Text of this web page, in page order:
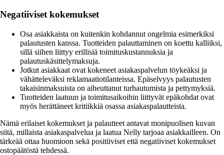
Negatiiviset kokemukset
Osa asiakkaista on kuitenkin kohdannut ongelmia esimerkiksi
palautusten kanssa. Tuotteiden palauttaminen on koettu kalliiksi,
sillä siihen liittyy erillisiä toimituskustannuksia ja
palautuskäsittelymaksuja.
Jotkut asiakkaat ovat kokeneet asiakaspalvelun töykeäksi ja
vähätteleväksi reklamaatiotilanteissa. Epäselvyys palautusten
takaisinmaksuista on aiheuttanut turhautumista ja pettymyksiä.
Tuotteiden laatuun ja toimitusaikoihin liittyvät epäkohdat ovat
myös herättäneet kritiikkiä osassa asiakaspalautteista.
Nämä erilaiset kokemukset ja palautteet antavat monipuolisen kuvan
siitä, millaista asiakaspalvelua ja laatua Nelly tarjoaa asiakkailleen. On
tärkeää ottaa huomioon sekä positiiviset että negatiiviset kokemukset
ostopäätöstä tehdessä.